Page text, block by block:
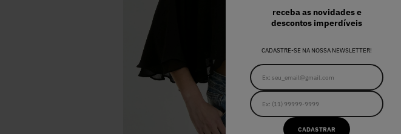
receba as novidades e
descontos imperdíveis
CADASTRE-SE NA NOSSA NEWSLETTER!
CADASTRAR